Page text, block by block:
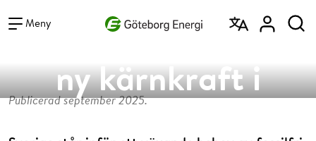
Meny
Vad händer med
ny kärnkraft i
Sverige?
Publicerad september 2025.